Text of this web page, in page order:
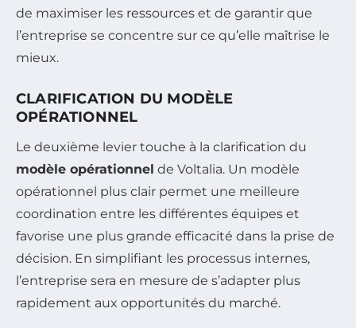
de maximiser les ressources et de garantir que
l’entreprise se concentre sur ce qu’elle maîtrise le
mieux.
CLARIFICATION DU MODÈLE
OPÉRATIONNEL
Le deuxième levier touche à la clarification du
modèle opérationnel de Voltalia. Un modèle
opérationnel plus clair permet une meilleure
coordination entre les différentes équipes et
favorise une plus grande efficacité dans la prise de
décision. En simplifiant les processus internes,
l’entreprise sera en mesure de s’adapter plus
rapidement aux opportunités du marché.